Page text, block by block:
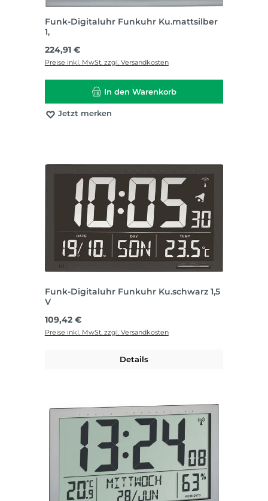
Funk-Digitaluhr Funkuhr Ku.mattsilber
1,
Regulärer Preis:
224,91 €
Preise inkl. MwSt. zzgl. Versandkosten
In den Warenkorb
Jetzt merken
Funk-Digitaluhr Funkuhr Ku.schwarz 1,5
V
Regulärer Preis:
109,42 €
Preise inkl. MwSt. zzgl. Versandkosten
Details